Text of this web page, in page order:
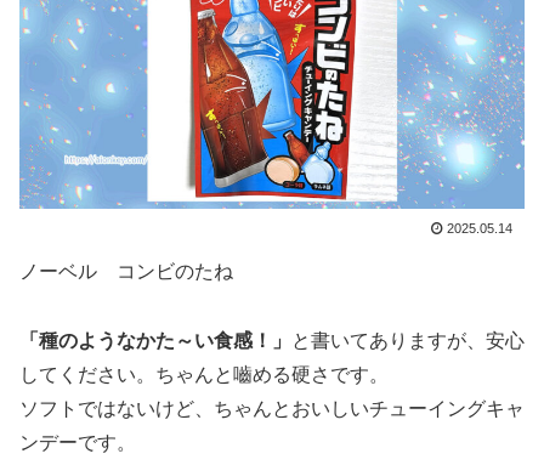
2025.05.14
ノーベル コンビのたね
「種のようなかた～い食感！」
と書いてありますが、安心
してください。ちゃんと嚙める硬さです。
ソフトではないけど、ちゃんとおいしいチューイングキャ
ンデーです。